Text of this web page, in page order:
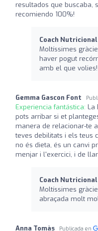
resultados que buscaba,
recomiendo 100%!
Coach
Moltíssimes
haver pogut
amb el que volies!
Gemma Gascon Font
Experiencia fantástica: La
pots arribar si et
manera de relacionar-te
teves debilitats i els teus
no és dieta, és un canvi
menjar i l'exercici, i de
Coach
Moltíssimes
abraçada molt
Anna Tomàs Publicada en